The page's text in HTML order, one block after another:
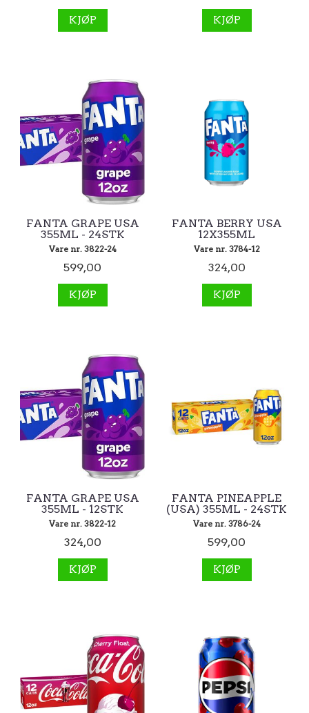
KJØP KJØP
FANTA GRAPE USA
355ML - 24STK
Vare nr. 3822-24
599,00
KJØP
FANTA BERRY USA
12X355ML
Vare nr. 3784-12
324,00
KJØP
FANTA GRAPE USA
355ML - 12STK
Vare nr. 3822-12
324,00
KJØP
FANTA PINEAPPLE
(USA) 355ML - 24STK
Vare nr. 3786-24
599,00
KJØP